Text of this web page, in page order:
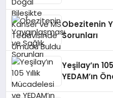
Obezitenin
Sorunları
Yeşilay’ın
YEDAM’ın